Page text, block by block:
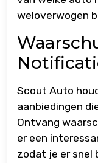
weloverwogen
Scout Auto
aanbiedingen
Ontvang
er een
zodat je er snel